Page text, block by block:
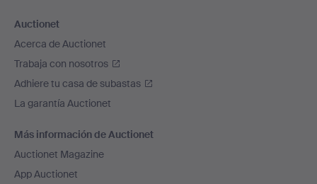
Auctionet
Acerca de Auctionet
Trabaja con nosotros
Adhiere tu casa de subastas
La garantía Auctionet
Más información de Auctionet
Auctionet Magazine
App Auctionet